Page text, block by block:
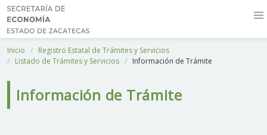
Inicio
Registro Estatal de Trámites y Servicios
Listado de Trámites y Servicios
Información de Trámite
Información de Trámite